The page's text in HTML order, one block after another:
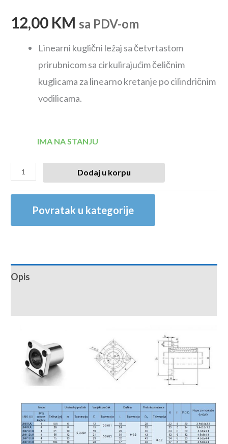
12,00 KM sa PDV-om
Linearni kuglični ležaj sa četvrtastom
prirubnicom sa cirkulirajućim čeličnim
kuglicama za linearno kretanje po cilindričnim
vodilicama.
IMA NA STANJU
Dodaj u korpu
Povratak u kategorije
Opis